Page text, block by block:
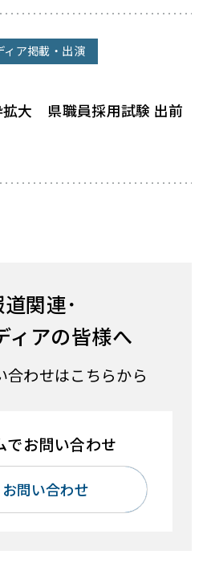
ィア掲載・出演
拡大 県職員採用試験 出前
関連･
ィアの皆様へ
合わせはこちらから
でお問い合わせ
お問い合わせ